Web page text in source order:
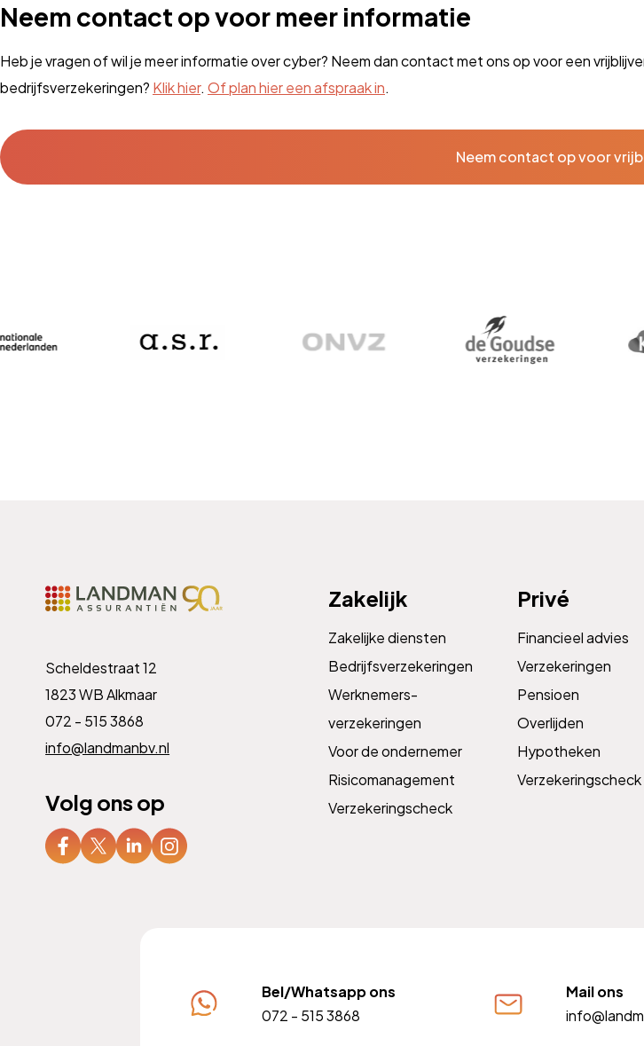
Neem contact op voor meer informatie
Heb je vragen of wil je meer informatie over cyber? Neem dan contact met ons op voor een
bedrijfsverzekeringen? Klik hier. Of plan hier een afspraak in.
Neem contact op voor
Scheldestraat 12
1823 WB Alkmaar
072 - 515 3868
info@landmanbv.nl
Volg ons op
Zakelijk
Zakelijke diensten
Bedrijfsverzekeringen
Werknemers­­
verzekeringen
Voor de ondernemer
Risicomanagement
Verzekeringscheck
Privé
Financieel advies
Verzekeringen
Pensioen
Overlijden
Hypotheken
Verzekeringscheck
Bel/Whatsapp ons
072 - 515 3868
Mail ons